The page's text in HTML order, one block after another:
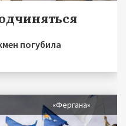
погубила
«Фергана»